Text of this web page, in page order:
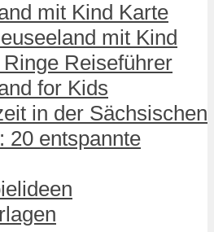
mit Kind Karte
mit Kind
Reiseführer
for Kids
in der Sächsischen
20 entspannte